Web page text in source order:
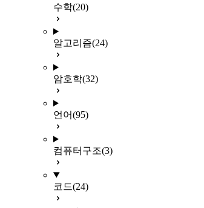
수학(20)
알고리즘(24)
암호학(32)
언어(95)
컴퓨터구조(3)
코드(24)